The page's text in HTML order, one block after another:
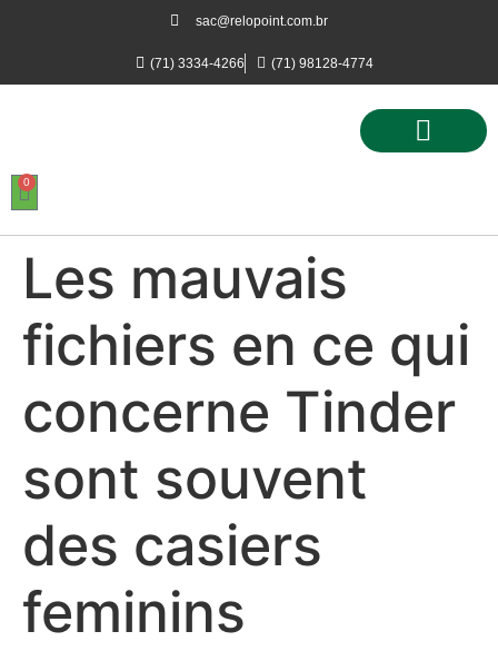
sac@relopoint.com.br
(71) 3334-4266 (71) 98128-4774
0
Les mauvais
fichiers en ce qui
concerne Tinder
sont souvent
des casiers
feminins